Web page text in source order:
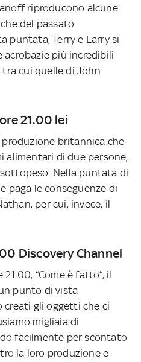
riproducono alcune
del passato
puntata, Terry e Larry si
più incredibili
cui quelle di John
21.00 lei
britannica che
alimentari di due persone,
Nella puntata di
paga le conseguenze di
per cui, invece, il
Discovery Channel
“Come è fatto”, il
punto di vista
creati gli oggetti che ci
migliaia di
facilmente per scontato
la loro produzione e